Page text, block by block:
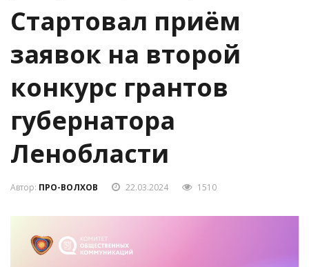
Стартовал приём
заявок на второй
конкурс грантов
губернатора
Ленобласти
Автор: ПРО-ВОЛХОВ 22.03.2024 1510